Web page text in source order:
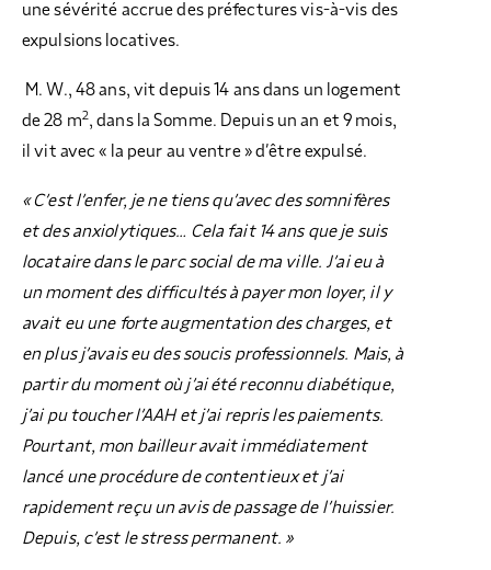
une sévérité accrue des préfectures vis-à-vis des
expulsions locatives.
M. W., 48 ans, vit depuis 14 ans dans un logement
de 28 m2, dans la Somme. Depuis un an et 9 mois,
il vit avec « la peur au ventre » d’être expulsé.
« C’est l’enfer, je ne tiens qu’avec des somnifères
et des anxiolytiques… Cela fait 14 ans que je suis
locataire dans le parc social de ma ville. J’ai eu à
un moment des difficultés à payer mon loyer, il y
avait eu une forte augmentation des charges, et
en plus j’avais eu des soucis professionnels. Mais, à
partir du moment où j’ai été reconnu diabétique,
j’ai pu toucher l’AAH et j’ai repris les paiements.
Pourtant, mon bailleur avait immédiatement
lancé une procédure de contentieux et j’ai
rapidement reçu un avis de passage de l’huissier.
Depuis, c’est le stress permanent. »